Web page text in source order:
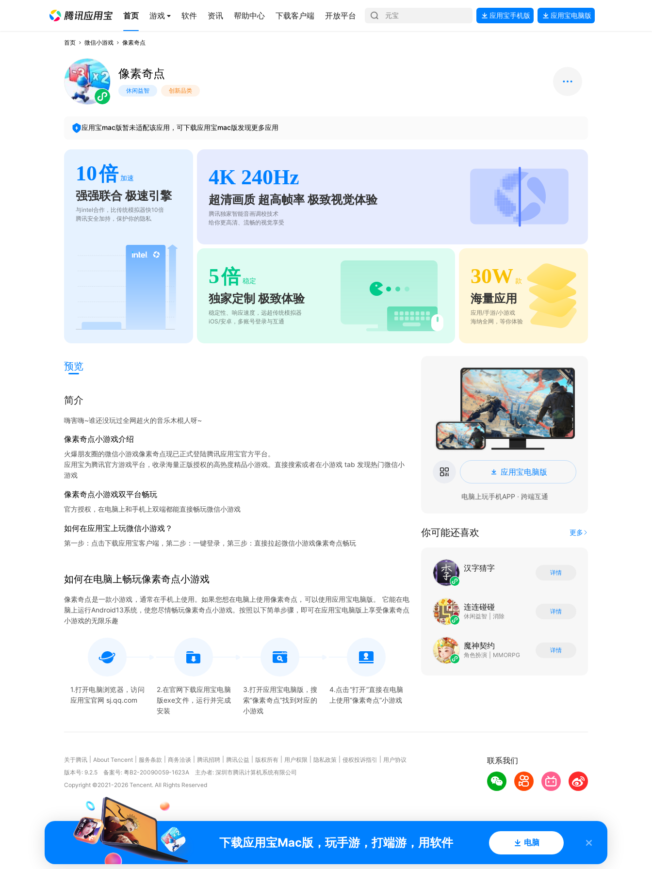
首页 游戏 软件 资讯 帮助中心 下载客户端 开放平台 应用宝手机版 应用宝电脑版
首页 微信小游戏 像素奇点
像素奇点
休闲益智 创新品类
应用宝mac版暂未适配该应用，可下载应用宝mac版发现更多应用
10倍 加速
强强联合 极速引擎
与intel合作，比传统模拟器快10倍
腾讯安全加持，保护你的隐私
4K 240Hz
超清画质 超高帧率 极致视觉体验
腾讯独家智能音画调校技术
给你更高清、流畅的视觉享受
5倍 稳定
独家定制 极致体验
稳定性、响应速度，远超传统模拟器
iOS/安卓，多账号登录与互通
30W 款
海量应用
应用/手游/小游戏
海纳全网，等你体验
预览
简介
嗨害嗨~谁还没玩过全网超火的音乐木棍人呀~
像素奇点小游戏介绍
火爆朋友圈的微信小游戏像素奇点现已正式登陆腾讯应用宝官方平台。
应用宝为腾讯官方游戏平台，收录海量正版授权的高热度精品小游戏。直接搜索或者在小游戏 tab 发现热门微信小
像素奇点小游戏双平台畅玩
官方授权，在电脑上和手机上双端都能直接畅玩微信小游戏
如何在应用宝上玩微信小游戏？
第一步：点击下载应用宝客户端，第二步：一键登录，第三步：直接拉起微信小游戏像素奇点畅玩
如何在电脑上畅玩像素奇点小游戏
像素奇点是一款小游戏，通常在手机上使用。如果您想在电脑上使用像素奇点，可以使用应用宝电脑版。 它能在电
脑上运行Android13系统，使您尽情畅玩像素奇点小游戏。按照以下简单步骤，即可在应用宝电脑版上享受像素奇点
小游戏的无限乐趣
1.打开电脑浏览器，访问
应用宝官网 sj.qq.com
2.在官网下载应用宝电脑
版exe文件，运行并完成
安装
3.打开应用宝电脑版，搜
索“像素奇点”找到对应的
小游戏
4.点击“打开”直接在电脑
上使用“像素奇点”小游戏
应用宝电脑版
电脑上玩手机APP · 跨端互通
你可能还喜欢 更多
汉字猜字 详情
连连碰碰
休闲益智 消除
详情
魔神契约
角色扮演 MMORPG
详情
联系我们
关于腾讯 About Tencent 服务条款 商务洽谈 腾讯招聘 腾讯公益 版权所有 用户权限 隐私政策 侵权投诉指引
用户协议
版本号: 9.2.5 备案号: 粤B2-20090059-1623A
主办者: 深圳市腾讯计算机系统有限公司
Copyright ©2021-2026 Tencent. All Rights Reserved
下载应用宝Mac版，玩手游，打端游，用软件 电脑